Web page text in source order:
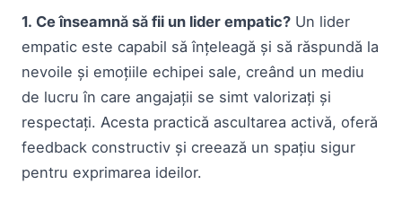
1. Ce înseamnă să fii un lider empatic? Un lider
empatic este capabil să înțeleagă și să răspundă la
nevoile și emoțiile echipei sale, creând un mediu
de lucru în care angajații se simt valorizați și
respectați. Acesta practică ascultarea activă, oferă
feedback constructiv și creează un spațiu sigur
pentru exprimarea ideilor.